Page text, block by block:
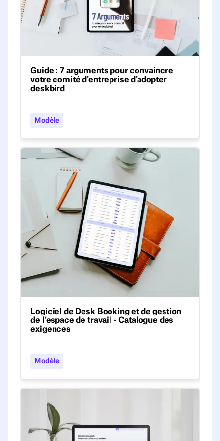
Guide : 7 arguments pour convaincre
votre comité d'entreprise d'adopter
deskbird
logiciel de gestion du lieu de travail tel que
deskbird par les comités d'entreprise.
Modèle
Logiciel de Desk Booking et de gestion de l'espace
Logiciel de Desk Booking et de gestion
de l'espace de travail - Catalogue des
exigences
fonctionnalités indispensables d'un logiciel
de réservation et de gestion d'espaces de
travail.
Modèle